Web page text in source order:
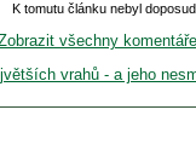
K tomutu článku nebyl
všechny komentáře
vrahů - a jeho